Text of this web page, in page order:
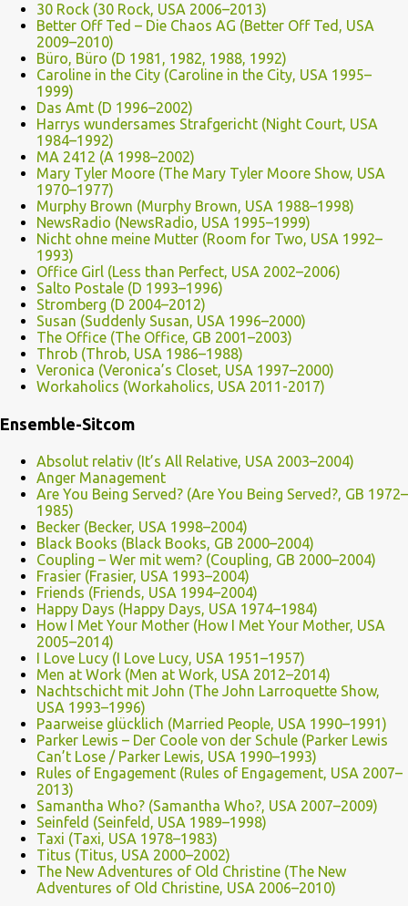
30 Rock (30 Rock, USA 2006–2013)
Better Off Ted – Die Chaos AG (Better Off Ted, USA
2009–2010)
Büro, Büro (D 1981, 1982, 1988, 1992)
Caroline in the City (Caroline in the City, USA 1995–
1999)
Das Amt (D 1996–2002)
Harrys wundersames Strafgericht (Night Court, USA
1984–1992)
MA 2412 (A 1998–2002)
Mary Tyler Moore (The Mary Tyler Moore Show, USA
1970–1977)
Murphy Brown (Murphy Brown, USA 1988–1998)
NewsRadio (NewsRadio, USA 1995–1999)
Nicht ohne meine Mutter (Room for Two, USA 1992–
1993)
Office Girl (Less than Perfect, USA 2002–2006)
Salto Postale (D 1993–1996)
Stromberg (D 2004–2012)
Susan (Suddenly Susan, USA 1996–2000)
The Office (The Office, GB 2001–2003)
Throb (Throb, USA 1986–1988)
Veronica (Veronica’s Closet, USA 1997–2000)
Workaholics (Workaholics, USA 2011-2017)
Ensemble-Sitcom
Absolut relativ (It’s All Relative, USA 2003–2004)
Anger Management
Are You Being Served? (Are You Being Served?, GB 1972–
1985)
Becker (Becker, USA 1998–2004)
Black Books (Black Books, GB 2000–2004)
Coupling – Wer mit wem? (Coupling, GB 2000–2004)
Frasier (Frasier, USA 1993–2004)
Friends (Friends, USA 1994–2004)
Happy Days (Happy Days, USA 1974–1984)
How I Met Your Mother (How I Met Your Mother, USA
2005–2014)
I Love Lucy (I Love Lucy, USA 1951–1957)
Men at Work (Men at Work, USA 2012–2014)
Nachtschicht mit John (The John Larroquette Show,
USA 1993–1996)
Paarweise glücklich (Married People, USA 1990–1991)
Parker Lewis – Der Coole von der Schule (Parker Lewis
Can’t Lose / Parker Lewis, USA 1990–1993)
Rules of Engagement (Rules of Engagement, USA 2007–
2013)
Samantha Who? (Samantha Who?, USA 2007–2009)
Seinfeld (Seinfeld, USA 1989–1998)
Taxi (Taxi, USA 1978–1983)
Titus (Titus, USA 2000–2002)
The New Adventures of Old Christine (The New
Adventures of Old Christine, USA 2006–2010)